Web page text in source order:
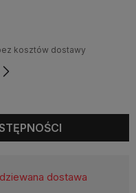
kosztów dostawy
dostawa